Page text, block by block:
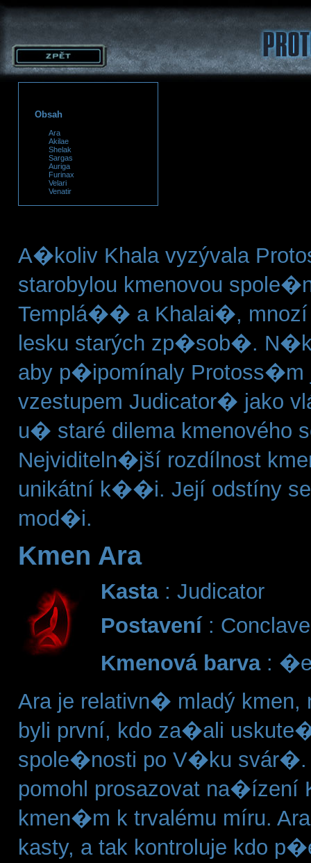
Obsah
Ara
Akilae
Shelak
Sargas
Auriga
Furinax
Velari
Venatir
A�koliv Khala vyzývala
starobylou kmenovou
Templá�� a Khalai�, mnozí
lesku starých zp�sob�.
aby p�ipomínaly Protoss�m
vzestupem Judicator� jako
u� staré dilema kmenového
Nejviditeln�jší rozdílnost
unikátní k��i. Její odstíny se
mod�i.
Kmen Ara
Kasta: Judicator
Postavení:
Kmenová barva:
Ara je relativn� mladý
byli první, kdo za�ali
spole�nosti po V�ku svár�.
pomohl prosazovat na�ízení
kmen�m k trvalému míru.
kasty, a tak kontroluje kdo